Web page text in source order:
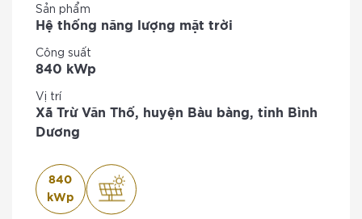
Sản phẩm
Hệ thống năng lượng mặt trời
Công suất
840 kWp
Vị trí
Xã Trừ Văn Thố, huyện Bàu bàng, tỉnh Bình
Dương
840
kWp